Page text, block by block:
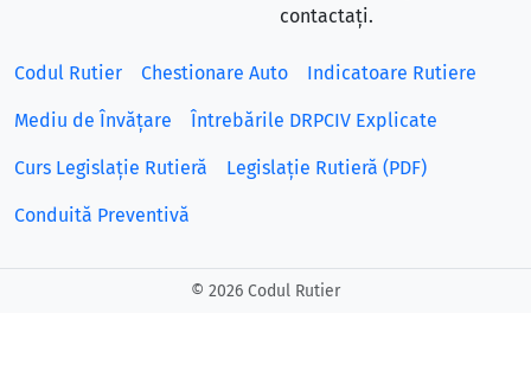
contactați.
Codul Rutier Chestionare Auto Indicatoare Rutiere
Mediu de Învățare Întrebările DRPCIV Explicate
Curs Legislație Rutieră Legislație Rutieră (PDF)
Conduită Preventivă
© 2026 Codul Rutier